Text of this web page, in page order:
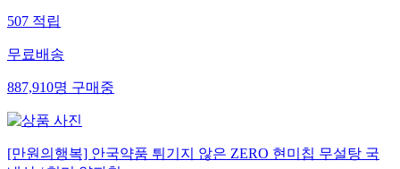
507적립
무료배송
887,910명구매중
[만원의행복] 안국약품 튀기지 않은 ZERO 현미칩 무설탕 국